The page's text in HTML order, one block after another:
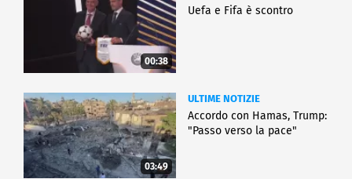
00:38
Uefa e Fifa è scontro
03:49
ULTIME NOTIZIE
Accordo con Hamas, Trump:
"Passo verso la pace"